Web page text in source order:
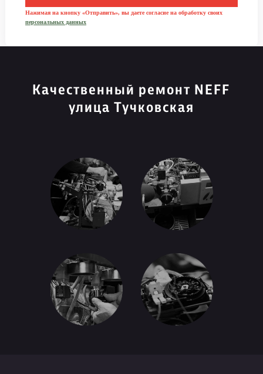
Нажимая на кнопку «Отправить», вы даете согласие на обработку своих
персональных данных
Качественный ремонт NEFF
улица Тучковская